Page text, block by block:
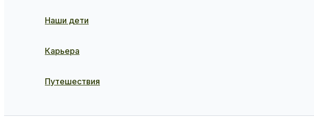
Наши дети
Карьера
Путешествия